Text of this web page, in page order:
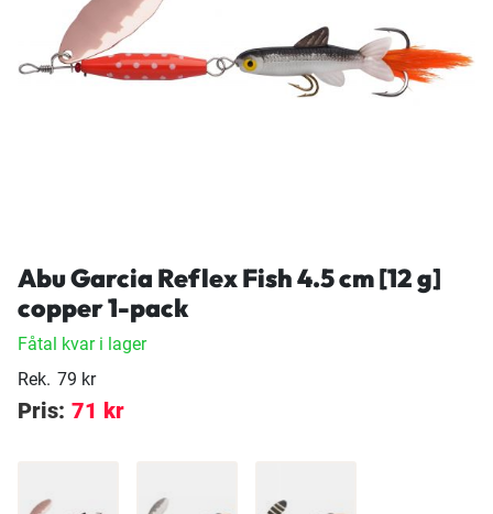
Abu Garcia Reflex Fish 4.5 cm [12 g]
copper 1-pack
Fåtal kvar i lager
Rek. 79 kr
Pris: 71 kr